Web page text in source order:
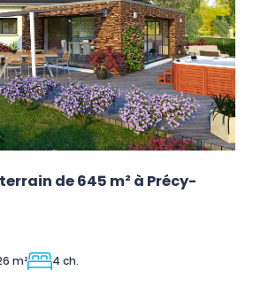
de 645 m² à Précy-
m² 4 ch.